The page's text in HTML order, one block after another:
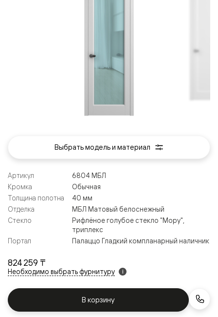
824 259 ₸
Необходимо выбрать фурнитуру i
В корзину
Артикул
6804 МБЛ
Кромка
Обычная
Толщина полотна
40 мм
Отделка
МБЛ Матовый белоснежный
Стекло
Рифлёное голубое стекло "Мору",
триплекс
Портал
Палаццо Гладкий компланарный наличник
Выбрать модель и материал